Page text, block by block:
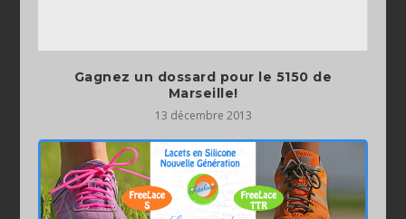
Gagnez un dossard pour le 5150 de
Marseille!
13 décembre 2013